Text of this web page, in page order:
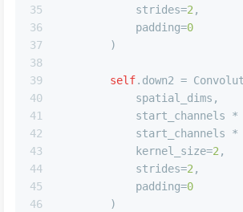
35
36
37
38
39
40
41
42
43
44
45
46
            strides=
2 ,
            padding=
0
        )
self.down2 =
            spatial_dims,
            start_channels *
            start_channels *
            kernel_size=
2 ,
            strides=
2 ,
            padding=
0
        )